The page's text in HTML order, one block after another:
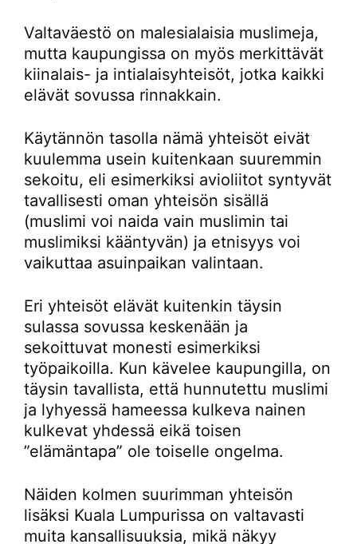
Valtaväestö on malesialaisia muslimeja,
mutta kaupungissa on myös merkittävät
kiinalais- ja intialaisyhteisöt, jotka kaikki
elävät sovussa rinnakkain.
Käytännön tasolla nämä yhteisöt eivät
kuulemma usein kuitenkaan suuremmin
sekoitu, eli esimerkiksi avioliitot syntyvät
tavallisesti oman yhteisön sisällä
(muslimi voi naida vain muslimin tai
muslimiksi kääntyvän) ja etnisyys voi
vaikuttaa asuinpaikan valintaan.
Eri yhteisöt elävät kuitenkin täysin
sulassa sovussa keskenään ja
sekoittuvat monesti esimerkiksi
työpaikoilla. Kun kävelee kaupungilla, on
täysin tavallista, että hunnutettu muslimi
ja lyhyessä hameessa kulkeva nainen
kulkevat yhdessä eikä toisen
”elämäntapa” ole toiselle ongelma.
Näiden kolmen suurimman yhteisön
lisäksi Kuala Lumpurissa on valtavasti
muita kansallisuuksia, mikä näkyy